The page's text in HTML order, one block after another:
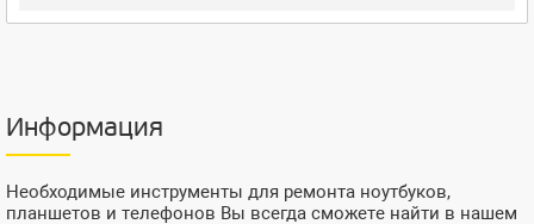
Информация
Необходимые инструменты для ремонта ноутбуков,
планшетов и телефонов Вы всегда сможете найти в нашем